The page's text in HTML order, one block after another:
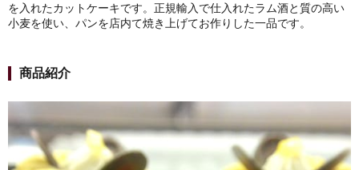
を入れたカットケーキです。正規輸入で仕入れたラム酒と質の高い
小麦を使い、パンを店内て焼き上げてお作りした一品です。
商品紹介